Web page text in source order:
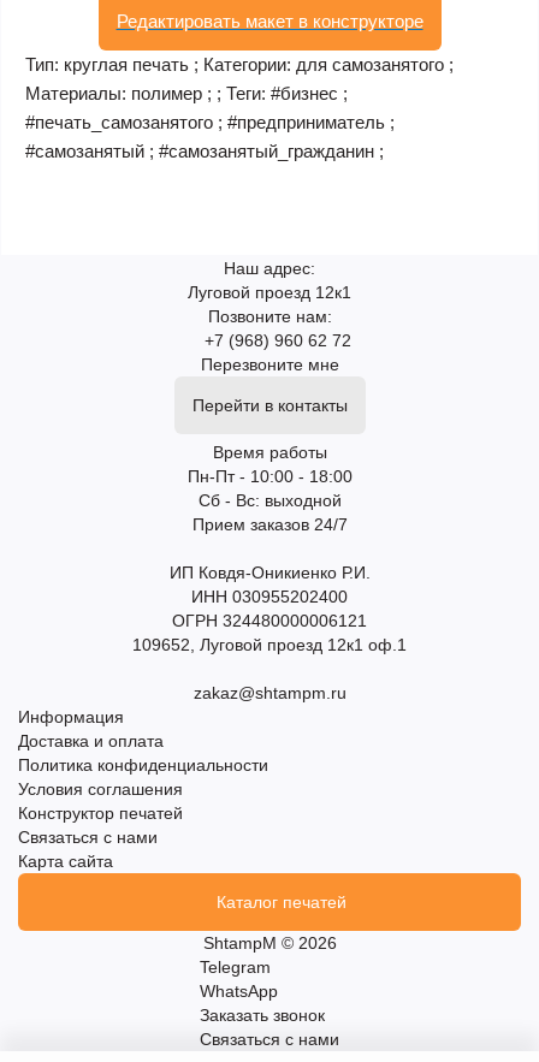
Редактировать макет в конструкторе
Тип: круглая печать ; Категории: для самозанятого ;
Материалы: полимер ; ; Теги: #бизнес ;
#печать_самозанятого ; #предприниматель ;
#самозанятый ; #самозанятый_гражданин ;
Наш адрес:
Луговой проезд 12к1
Позвоните нам:
+7 (968) 960 62 72
Перезвоните мне
Перейти в контакты
Время работы
Пн-Пт - 10:00 - 18:00
Сб - Вс: выходной
Прием заказов 24/7
ИП Ковдя-Оникиенко Р.И.
ИНН 030955202400
ОГРН 324480000006121
109652, Луговой проезд 12к1 оф.1
zakaz@shtampm.ru
Информация
Доставка и оплата
Политика конфиденциальности
Условия соглашения
Конструктор печатей
Связаться с нами
Карта сайта
Каталог печатей
ShtampM © 2026
Telegram
WhatsApp
Заказать звонок
Связаться с нами